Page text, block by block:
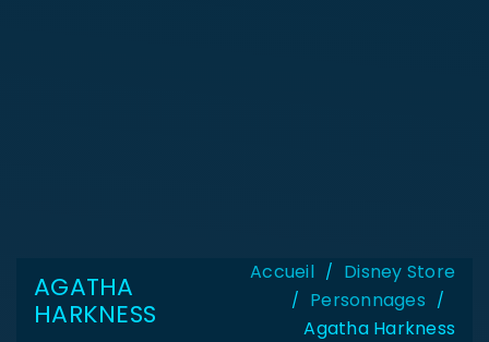
AGATHA
HARKNESS
Accueil / Disney Store
/ Personnages /
Agatha Harkness